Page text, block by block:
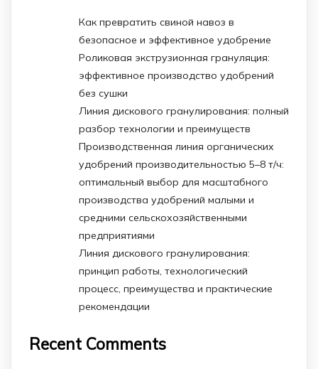
Как превратить свиной навоз в
безопасное и эффективное удобрение
Роликовая экструзионная грануляция:
эффективное производство удобрений
без сушки
Линия дискового гранулирования: полный
разбор технологии и преимуществ
Производственная линия органических
удобрений производительностью 5–8 т/ч:
оптимальный выбор для масштабного
производства удобрений малыми и
средними сельскохозяйственными
предприятиями
Линия дискового гранулирования:
принцип работы, технологический
процесс, преимущества и практические
рекомендации
Recent Comments